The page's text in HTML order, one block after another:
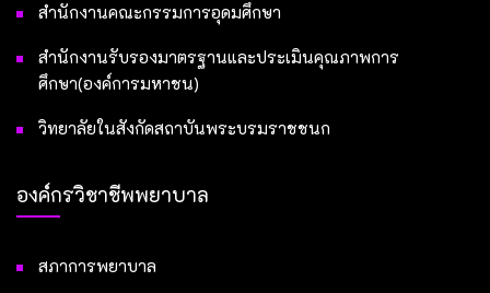
สำนักงานคณะกรรมการอุดมศึกษา
สำนักงานรับรองมาตรฐานและประเมินคุณภาพการ
ศึกษา(องค์การมหาชน)
วิทยาลัยในสังกัดสถาบันพระบรมราชชนก
องค์กรวิชาชีพพยาบาล
สภาการพยาบาล